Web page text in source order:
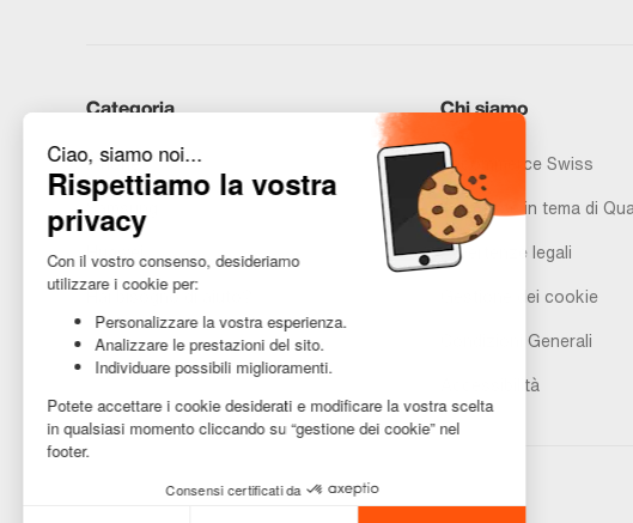
Categoria
iPhone
Samsung
Huawei
Hai bisogno di aiuto?
Chi siamo
Recommerce Swiss
Promesse in tema di
Avvertenze legali
Gestione dei cookie
Condizioni Generali
Accessibilità